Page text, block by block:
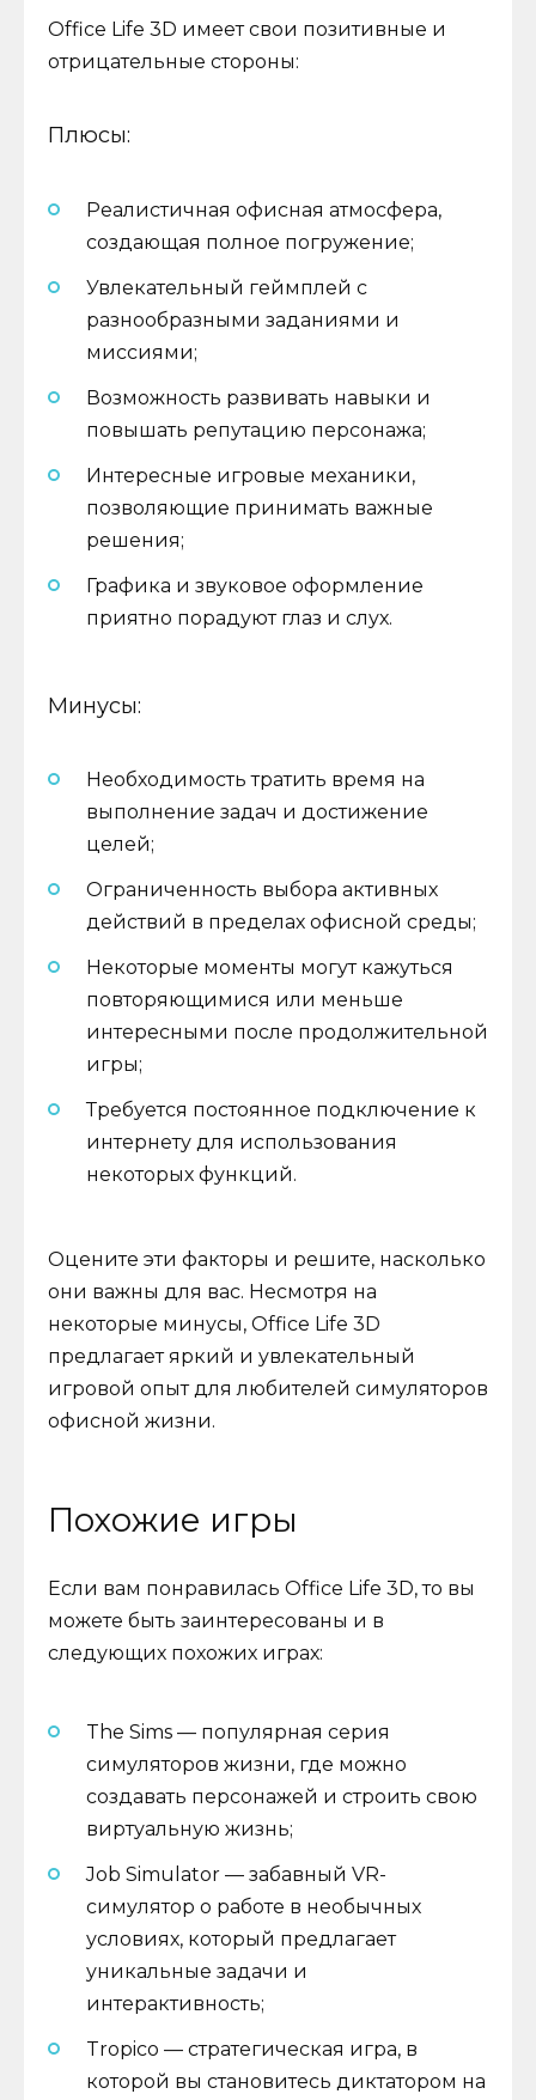
Office Life 3D имеет свои позитивные и
отрицательные стороны:
Плюсы:
Реалистичная офисная атмосфера,
создающая полное погружение;
Увлекательный геймплей с
разнообразными заданиями и
миссиями;
Возможность развивать навыки и
повышать репутацию персонажа;
Интересные игровые механики,
позволяющие принимать важные
решения;
Графика и звуковое оформление
приятно порадуют глаз и слух.
Минусы:
Необходимость тратить время на
выполнение задач и достижение
целей;
Ограниченность выбора активных
действий в пределах офисной среды;
Некоторые моменты могут кажуться
повторяющимися или меньше
интересными после продолжительной
игры;
Требуется постоянное подключение к
интернету для использования
некоторых функций.
Оцените эти факторы и решите, насколько
они важны для вас. Несмотря на
некоторые минусы, Office Life 3D
предлагает яркий и увлекательный
игровой опыт для любителей симуляторов
офисной жизни.
Похожие игры
Если вам понравилась Office Life 3D, то вы
можете быть заинтересованы и в
следующих похожих играх:
The Sims — популярная серия
симуляторов жизни, где можно
создавать персонажей и строить свою
виртуальную жизнь;
Job Simulator — забавный VR-
симулятор о работе в необычных
условиях, который предлагает
уникальные задачи и
интерактивность;
Tropico — стратегическая игра, в
которой вы становитесь диктатором на